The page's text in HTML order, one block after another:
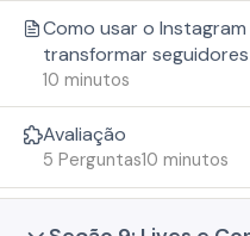
Como usar o
transformar
10 minutos
Avaliação
10 minutos
5 Perguntas